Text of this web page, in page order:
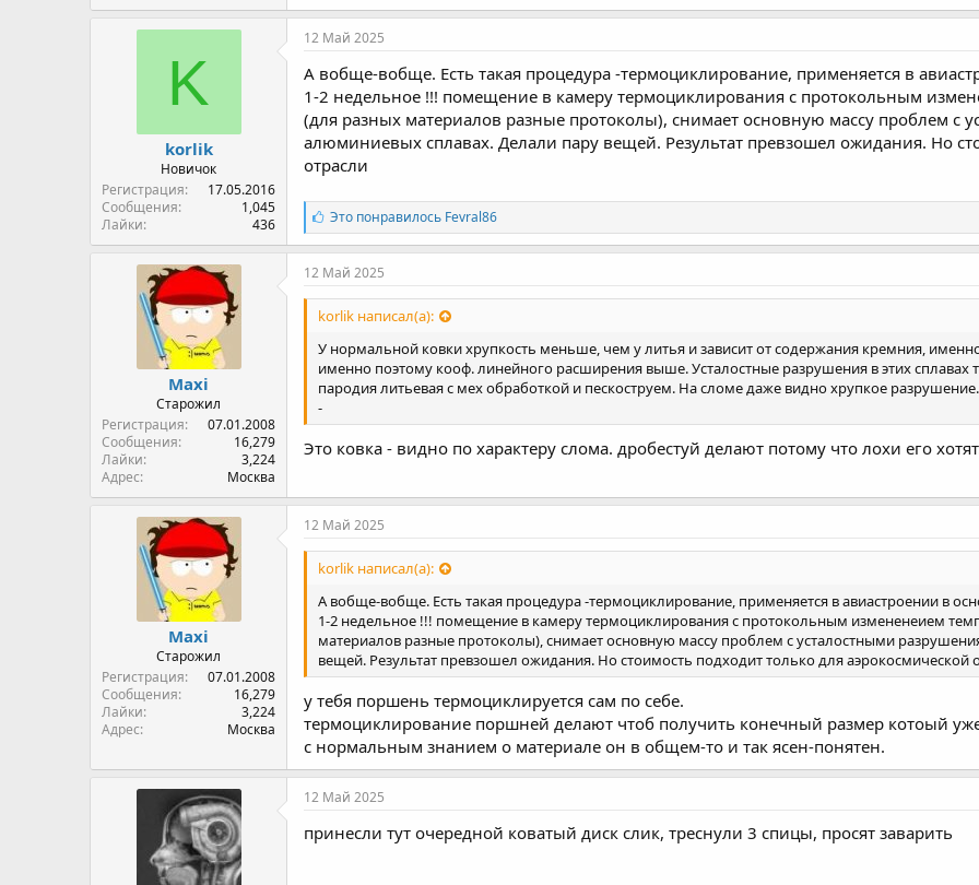
K
korlik
Новичок
Регистрация
17.05.2016
Сообщения
1,045
Лайки
436
12 Май 2025
А вобще-вобще. Есть такая процедура -термоциклирование, применяется в
1-2 недельное !!! помещение в камеру термоциклирования с протокольным
(для разных материалов разные протоколы), снимает основную массу проблем с
алюминиевых сплавах. Делали пару вещей. Результат превзошел ожидания. Но
отрасли
Л
а
й
к
:
Это понравилось Fevral86
Maxi
Старожил
Регистрация
07.01.2008
Сообщения
16,279
Лайки
3,224
Адрес
Москва
12 Май 2025
korlik написал(а):
У нормальной ковки хрупкость меньше, чем у литья и зависит от содержания кремния,
именно поэтому кооф. линейного расширения выше. Усталостные разрушения в этих сплавах
пародия литьевая с мех обработкой и пескоструем. На сломе даже видно хрупкое
-
Это ковка - видно по характеру слома. дробестуй делают потому что лохи его
Maxi
Старожил
Регистрация
07.01.2008
Сообщения
16,279
Лайки
3,224
Адрес
Москва
12 Май 2025
korlik написал(а):
А вобще-вобще. Есть такая процедура -термоциклирование, применяется в авиастроении в
1-2 недельное !!! помещение в камеру термоциклирования с протокольным измененеием
материалов разные протоколы), снимает основную массу проблем с усталостными
вещей. Результат превзошел ожидания. Но стоимость подходит только для аэрокосмической
у тебя поршень термоциклируется сам по себе.
термоциклирование поршней делают чтоб получить конечный размер котоый
с нормальным знанием о материале он в общем-то и так ясен-понятен.
12 Май 2025
принесли тут очередной коватый диск слик, треснули 3 спицы, просят заварить